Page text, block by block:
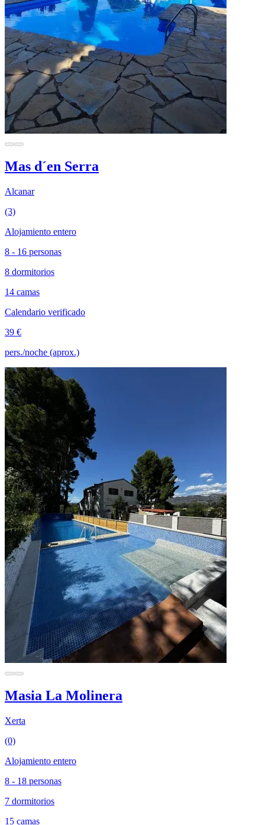
Mas d´en Serra
Alcanar
(3)
Alojamiento entero
8 - 16 personas
8 dormitorios
14 camas
Calendario verificado
39 €
pers./noche (aprox.)
Masia La Molinera
Xerta
(0)
Alojamiento entero
8 - 18 personas
7 dormitorios
15 camas